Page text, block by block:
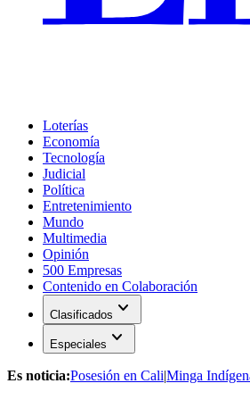
Loterías
Economía
Tecnología
Judicial
Política
Entretenimiento
Mundo
Multimedia
Opinión
500 Empresas
Contenido en Colaboración
Clasificados expand_more
Especiales expand_more
Es noticia:Posesión en Cali|Minga